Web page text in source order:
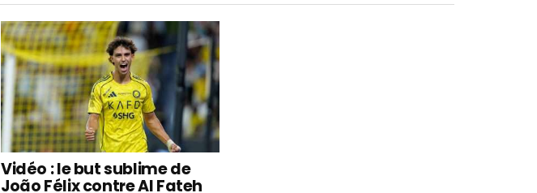
Vidéo : le but sublime de
João Félix contre Al Fateh